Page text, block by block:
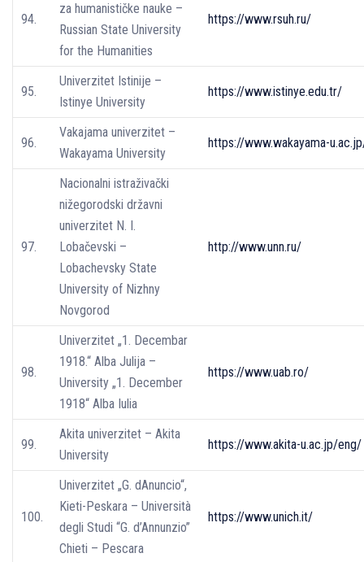
94.
za humanističke nauke –
Russian State University
for the Humanities
https://www.rsuh.ru/
95.
Univerzitet Istinije –
Istinye University
https://www.istinye.edu.tr/
96.
Vakajama univerzitet –
Wakayama University
https://www.wakayama-
97.
Nacionalni istraživački
nižegorodski državni
univerzitet N. I.
Lobačevski –
Lobachevsky State
University of Nizhny
Novgorod
http://www.unn.ru/
98.
Univerzitet „1. Decembar
1918.“ Alba Julija –
University „1. December
1918“ Alba Iulia
https://www.uab.ro/
99.
Akita univerzitet – Akita
University
https://www.akita-u.ac.jp/eng/
100.
Univerzitet „G. dAnuncio“,
Kieti-Peskara – Università
degli Studi “G. d’Annunzio”
Chieti – Pescara
https://www.unich.it/